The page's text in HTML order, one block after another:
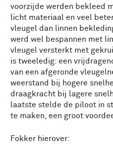
voorzijde werden bekleed
licht materiaal en veel
vleugel dan linnen
werd wel bespannen met
vleugel versterkt met
is tweeledig: een
van een afgeronde
weerstand bij hogere
draagkracht bij lagere
laatste stelde de piloot in
te maken, een groot
Fokker hierover: